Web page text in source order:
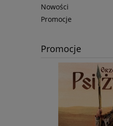
Nowości
Promocje
Promocje